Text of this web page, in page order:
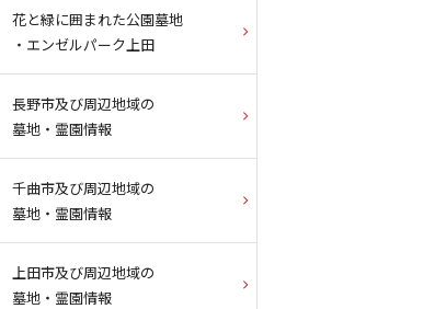
花と緑に囲まれた公園墓地
・エンゼルパーク上田
長野市及び周辺地域の
墓地・霊園情報
千曲市及び周辺地域の
墓地・霊園情報
上田市及び周辺地域の
墓地・霊園情報